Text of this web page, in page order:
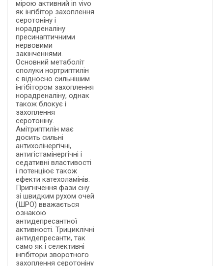
мірою активний in vivo
як інгібітор захоплення
серотоніну і
норадреналіну
пресинаптичними
нервовими
закінченнями.
Основний метаболіт
сполуки нортриптилін
є відносно сильнішим
інгібітором захоплення
норадреналіну, однак
також блокує і
захоплення
серотоніну.
Амітриптилін має
досить сильні
антихолінергічні,
антигістамінергічні і
седативні властивості
і потенціює також
ефекти катехоламінів.
Пригнічення фази сну
зі швидким рухом очей
(ШРО) вважається
ознакою
антидепресантної
активності. Трициклічні
антидепресанти, так
само як і селективні
інгібітори зворотного
захоплення серотоніну